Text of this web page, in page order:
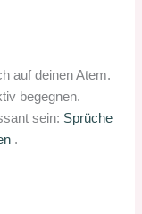
auf deinen Atem.
begegnen.
sein: Sprüche
.